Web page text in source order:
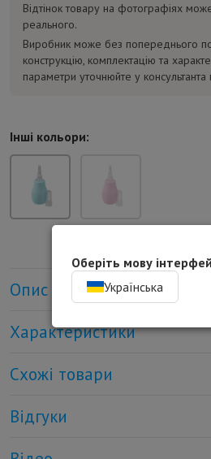
Відтінок товару на фотографіях може
реального.
Виробник може без попереднього
конструкцію, комплектацію та
параметри уточнюйте у
Інші кольори:
Опис
Характеристики
Схожі товари
Відгуки
Оберіть мову
Українська